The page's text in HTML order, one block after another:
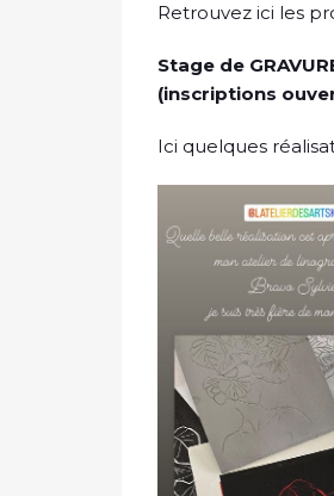
Retrouvez ici les
Stage de
(inscriptions
Ici quelques